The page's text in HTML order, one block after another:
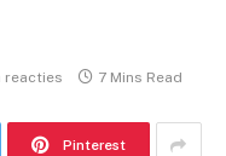
reacties 7 Mins Read
Pinterest